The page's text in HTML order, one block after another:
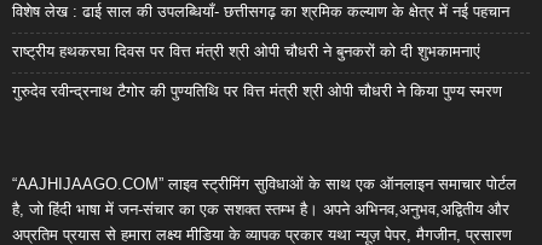
विशेष लेख : ढाई साल की उपलब्धियाँ- छत्तीसगढ़ का श्रमिक कल्याण के क्षेत्र में नई पहचान
राष्ट्रीय हथकरघा दिवस पर वित्त मंत्री श्री ओपी चौधरी ने बुनकरों को दी शुभकामनाएं
गुरुदेव रवीन्द्रनाथ टैगोर की पुण्यतिथि पर वित्त मंत्री श्री ओपी चौधरी ने किया पुण्य स्मरण
“AAJHIJAAGO.COM” लाइव स्ट्रीमिंग सुविधाओं के साथ एक ऑनलाइन समाचार पोर्टल
है, जो हिंदी भाषा में जन-संचार का एक सशक्त स्तम्भ है। अपने अभिनव,अनुभव,अद्वितीय और
अप्रतिम प्रयास से हमारा लक्ष्य मीडिया के व्यापक प्रकार यथा न्यूज़ पेपर, मैगजीन, प्रसारण